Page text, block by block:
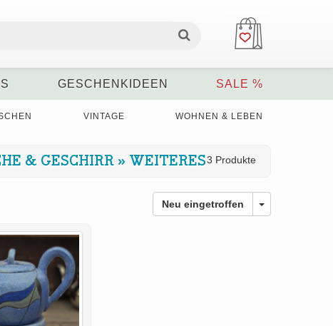
GESCHENKIDEEN SALE %
VINTAGE WOHNEN & LEBEN
& GESCHIRR » WEITERES3 Produkte
Neu eingetroffen